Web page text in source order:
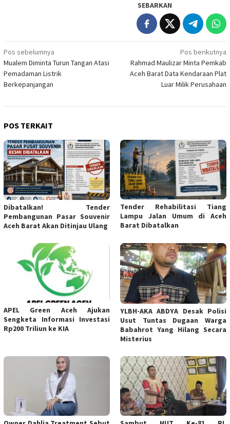
SEBARKAN
Navigasi
pos
Pos sebelumnya
Mualem Diminta Turun Tangan Atasi
Pemadaman Listrik
Berkepanjangan
Pos berikutnya
Rahmad Maulizar Minta Pemkab
Aceh Barat Data Kendaraan Plat
Luar Milik Perusahaan
POS TERKAIT
Dibatalkan! Tender
Pembangunan Pasar Souvenir
Aceh Barat Akan Ditinjau Ulang
Tender Rehabilitasi Tiang
Lampu Jalan Umum di Aceh
Barat Dibatalkan
APEL Green Aceh Ajukan
Sengketa Informasi Investasi
Rp200 Triliun ke KIA
YLBH-AKA ABDYA Desak Polisi
Usut Tuntas Dugaan Warga
Babahrot Yang Hilang Secara
Misterius